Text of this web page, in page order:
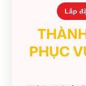
Lắp
PHỤC